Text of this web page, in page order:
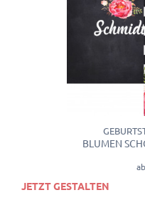
BLUMEN
ab
JETZT GESTALTEN